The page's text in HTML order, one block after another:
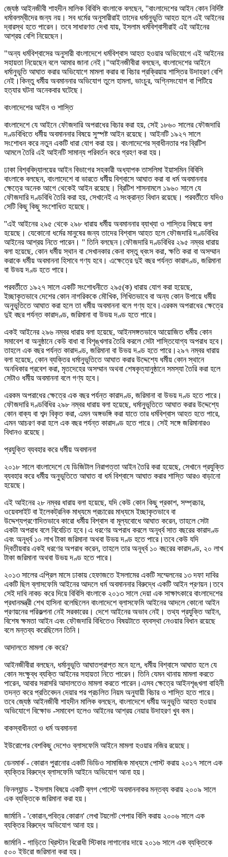
জ্যেষ্ঠ আইনজীবী শাহদীন মালিক বিবিসি বাংলাকে বলছেন, ''বাংলাদেশের আইন কোন নির্দিষ্ট
ধর্মাবলম্বীদের জন্য নয়। সব ধর্মের অনুসারীরাই তাদের ধর্মানুভূতি আহত হলে এই আইনের
দ্বারস্থ হতে পারেন। তবে সাধারণত দেখা যায়, ইসলাম ধর্মবিশ্বাসীরাই এই আইনের
আশ্রয় বেশি নিয়েছেন।
"অন্য ধর্মবিশ্বাসের অনুসারী বাংলাদেশে ধর্মবিশ্বাস আহত হওয়ার অভিযোগে এই আইনের
সহায়তা নিয়েছেন বলে আমার জানা নেই।''আইনজীবীরা বলছেন, বাংলাদেশের আইনে
ধর্মানুভূতি আঘাত করার অভিযোগে মামলা করার বা বিচার প্রক্রিয়ায় শাস্তির উদাহরণ বেশি
নেই।কিন্তু ধর্মীয় অবমাননার অভিযোগ তুলে হামলা, ভাংচুর, অগ্নিসংযোগ বা পিটিয়ে
হত্যার ঘটনা অনেকবার ঘটেছে।
বাংলাদেশের আইন ও শাস্তি
বাংলাদেশে যে আইনে ফৌজদারি অপরাধের বিচার করা হয়, সেই ১৮৬০ সালের ফৌজদারি
দণ্ডবিধিতে ধর্মীয় অবমাননার বিষয়ে সুস্পষ্ট আইন রয়েছে। আইনটি ১৯২৭ সালে
সংশোধন করে নতুন একটি ধারা যোগ করা হয়। বাংলাদেশের স্বাধীনতার পর ব্রিটিশ
আমলে তৈরি এই আইনটি সামান্য পরিবর্তন করে গ্রহণ করা হয়।
ঢাকা বিশ্ববিদ্যালয়ের আইন বিভাগের সহকারী অধ্যাপক তাসলিমা ইয়াসমিন বিবিসি
বাংলাকে বলছেন, বাংলাদেশে বা ভারতে ধর্মীয় বিশ্বাসে আঘাত করা বা ধর্ম অবমাননার
ক্ষেত্রে অনেক আগে থেকেই আইন রয়েছে। ব্রিটিশ শাসনামলে ১৯৬০ সালে যে
ফৌজদারি দণ্ডবিধি তৈরি করা হয়, সেখানেই এ সংক্রান্ত বিধান রয়েছে। পরবর্তীতে যদিও
সেটি কিছু কিছু সংশোধিত হয়েছে।
''এই আইনের ২৯৫ থেকে ২৯৮ ধারায় ধর্মীয় অবমাননার ব্যাখ্যা ও শাস্তির বিষয়ে বলা
হয়েছে। যেকোনো ধর্মের মানুষের জন্য তাদের বিশ্বাস আহত হলে ফৌজদারি দণ্ডবিধির
আইনের আশ্রয় নিতে পারেন। '' তিনি বলছেন।ফৌজদারি দণ্ডবিধির ২৯৫ নম্বর ধারায়
বলা হয়েছে, কোন ধর্মীয় স্থান বা সেখানকার কেনা বস্তু ধ্বংস করা, ক্ষতি করা বা অসম্মান
করাকে ধর্মীয় অবমাননা হিসাবে গণ্য হবে। এক্ষেত্রে দুই বছর পর্যন্ত কারাদণ্ড, জরিমানা
বা উভয় দণ্ড হতে পারে।
পরবর্তীতে ১৯২৭ সালে একটি সংশোধনীতে ২৯৫(ক) ধারায় যোগ করা হয়েছে,
ইচ্ছাকৃতভাবে দেশের কোন নাগরিককে মৌখিক, লিখিতভাবে বা অন্য কোন উপায়ে ধর্মীয়
অনুভূতিতে আঘাত করা হলে তা ধর্মীয় অবমাননা বলে গণ্য হবে।এরকম অপরাধের ক্ষেত্রে
দুই বছর পর্যন্ত কারাদণ্ড, জরিমানা বা উভয় দণ্ড হতে পারে।
একই আইনের ২৯৬ নম্বর ধারায় বলা হয়েছে, আইনসঙ্গতভাবে আয়োজিত ধর্মীয় কোন
সমাবেশ বা অনুষ্ঠানে কেউ বাধা বা বিশৃঙ্খলার তৈরি করলে সেটা শাস্তিযোগ্য অপরাধ হবে।
তাহলে এক বছর পর্যন্ত কারাদণ্ড, জরিমানা বা উভয় দণ্ড হতে পারে।২৯৭ নম্বর ধারায়
বলা হয়েছে, কোন ব্যক্তির ধর্মানুভূতিতে আঘাত করার উদ্দেশ্যে ধর্মীয় কোন স্থানে
অনধিকার প্রবেশ করা, মৃতদেহের অসম্মান অথবা শেষকৃত্যানুষ্ঠানে সমস্যা তৈরি করা হলে
সেটাও ধর্মীয় অবমাননা বলে গণ্য হবে।
এরকম অপরাধের ক্ষেত্রে এক বছর পর্যন্ত কারাদণ্ড, জরিমানা বা উভয় দণ্ড হতে পারে।
ফৌজদারি দণ্ডবিধির ২৯৮ নম্বর ধারায় বলা হয়েছে, ধর্মানুভূতিতে আঘাত করার উদ্দেশ্যে
কোন বাক্য বা শব্দ বিকৃত করা, এমন অঙ্গভঙ্গি করা যাতে তার ধর্মবিশ্বাস আহত হতে পারে,
এমন আচরণ করা হলে এক বছর পর্যন্ত কারাদণ্ড হতে পারে। সেই সঙ্গে জরিমানারও
বিধানও রয়েছে।
প্রযুক্তি ব্যবহার করে ধর্মীয় অবমাননা
২০১৮ সালে বাংলাদেশে যে ডিজিটাল নিরাপত্তা আইন তৈরি করা হয়েছে, সেখানে প্রযুক্তি
ব্যবহার করে ধর্মীয় অনুভূতিতে আঘাত বা ধর্ম বিশ্বাসে আঘাত করার শাস্তি আরও বাড়ানো
হয়েছে।
এই আইনের ২৮ নম্বর ধারায় বলা হয়েছে, যদি কেউ কোন কিছু প্রকাশ, সম্প্রচার,
ওয়েবসাইট বা ইলেকট্রনিক মাধ্যমে প্রচারের মাধ্যমে ইচ্ছাকৃতভাবে বা
উদ্দেশ্যপ্রণোদিতভাবে কারো ধর্মীয় বিশ্বাস বা মূল্যবোধে আঘাত করেন, তাহলে সেটা
একটা অপরাধ বলে বিবেচিত হবে।এ ধরণের অপরাধ করলে অনূর্ধ্ব সাত বছরের কারাদণ্ড
এবং অনূর্ধ্ব ১০ লাখ টাকা জরিমানা অথবা উভয় দণ্ড হতে পারে।তবে কেউ যদি
দ্বিতীয়বার একই ধরণের অপরাধ করেন, তাহলে তার অনূর্ধ্ব ১০ বছরের কারাদণ্ড, ২০ লাখ
টাকা জরিমানা অথবা উভয় দণ্ড হতে পারে।
২০১৩ সালের এপ্রিল মাসে ঢাকায় হেফাজতে ইসলামের একটি সম্মেলনের ১৩ দফা দাবির
একটি ছিল ব্লাসফেমি আইনের আদলে ধর্ম অবমাননার বিরুদ্ধে একটি আইন প্রণয়ন।তবে
সেই দাবি নাকচ করে দিয়ে বিবিসি বাংলাকে ২০১৩ সালে দেয়া এক সাক্ষাৎকারে বাংলাদেশের
প্রধানমন্ত্রী শেখ হাসিনা বলেছিলেন বাংলাদেশে ব্লাসফেমি আইনের আদলে কোনো আইন
প্রণয়নের পরিকল্পনা নেই সরকারের। দেশে আইনের অভাব নেই। তথ্য প্রযুক্তি আইন,
বিশেষ ক্ষমতা আইন এবং ফৌজদারি বিধিতেও বিষয়টাতে ব্যবস্থা নেওয়ার বিধান রয়েছে
বলে মন্তব্য করেছিলেন তিনি।
আদালতে মামলা কে করে?
আইনজীবীরা বলছেন, ধর্মানুভূতি আঘাতপ্রাপ্ত মনে হলে, ধর্মীয় বিশ্বাসে আঘাত হলে যে
কোন সংক্ষুব্ধ ব্যক্তি আইনের সহায়তা নিতে পারেন। তিনি যেমন থানায় মামলা করতে
পারেন, আবার সরাসরি আদালতেও মামলা করতে পারেন।এসব ক্ষেত্রে আইনশৃঙ্খলা বাহিনী
তদন্ত করে প্রতিবেদন দেয়ার পর প্রচলিত নিয়ম অনুযায়ী বিচার ও শাস্তি হতে পারে।
তবে জ্যেষ্ঠ আইনজীবী শাহদীন মালিক বলছেন, বাংলাদেশে ধর্মীয় অনুভূতি আহত হওয়ার
অভিযোগে বিক্ষোভ -সমাবেশ হলেও আইনের আশ্রয় নেয়ার উদাহরণ খুব কম।
বাকস্বাধীনতা ও ধর্ম অবমাননা
ইউরোপের বেশকিছু দেশেও ব্লাসফেমি আইনে মামলা হওয়ার নজির রয়েছে।
ডেনমার্ক - কোরান পুরানোর একটি ভিডিও সামাজিক মাধ্যমে পোস্ট করায় ২০১৭ সালে এক
ব্যক্তির বিরুদ্ধে ব্লাসফেমি আইনে অভিযোগ আনা হয়।
ফিনল্যান্ড - ইসলাম বিষয়ে একটি ব্লগ পোস্টে অবমাননাকর মন্তব্য করায় ২০০৯ সালে
এক ব্যক্তিকে জরিমানা করা হয়।
জার্মানি - 'কোরান,পবিত্র কোরান' লেখা টয়লেট পেপার বিলি করায় ২০০৬ সালে এক
ব্যক্তির বিরুদ্ধে অভিযোগ আনা হয়।
জার্মানি - গাড়িতে খ্রিস্টান বিরোধী স্টিকার লাগানোর দায়ে ২০১৬ সালে এক ব্যক্তিকে
৫০০ ইউরো জরিমানা করা হয়।